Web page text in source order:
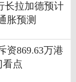
长拉加德预计
胀预测
资869.63万港
看点